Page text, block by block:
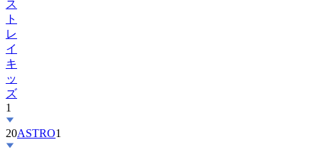
レ
イ
キ
ッ
ズ
1
20
21EXO